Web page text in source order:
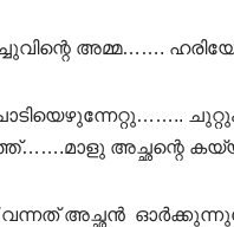
അമ്മ…….
അച്ഛന്റെ
വന്നത് അച്ഛൻ